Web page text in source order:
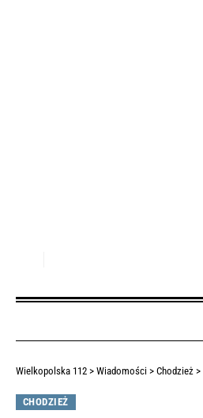
Wielkopolska 112 > Wiadomości > Chodzież >
CHODZIEŻ